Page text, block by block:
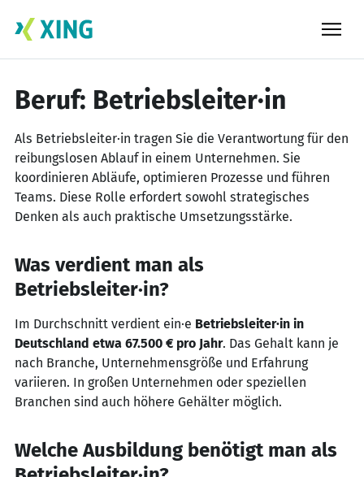
Beruf: Betriebsleiter·in
Als Betriebsleiter·in tragen Sie die Verantwortung für den
reibungslosen Ablauf in einem Unternehmen. Sie
koordinieren Abläufe, optimieren Prozesse und führen
Teams. Diese Rolle erfordert sowohl strategisches
Denken als auch praktische Umsetzungsstärke.
Was verdient man als
Betriebsleiter·in?
Im Durchschnitt verdient ein·e Betriebsleiter·in in
Deutschland etwa 67.500 € pro Jahr. Das Gehalt kann je
nach Branche, Unternehmensgröße und Erfahrung
variieren. In großen Unternehmen oder speziellen
Branchen sind auch höhere Gehälter möglich.
Welche Ausbildung benötigt man als